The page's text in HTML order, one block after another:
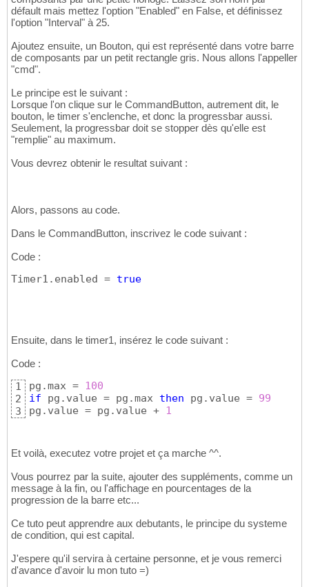
défault mais mettez l'option "Enabled" en False, et définissez
l'option "Interval" à 25.
Ajoutez ensuite, un Bouton, qui est représenté dans votre barre
de composants par un petit rectangle gris. Nous allons l'appeller
"cmd".
Le principe est le suivant :
Lorsque l'on clique sur le CommandButton, autrement dit, le
bouton, le timer s'enclenche, et donc la progressbar aussi.
Seulement, la progressbar doit se stopper dès qu'elle est
"remplie" au maximum.
Vous devrez obtenir le resultat suivant :
Alors, passons au code.
Dans le CommandButton, inscrivez le code suivant :
Code :
Timer1.enabled = true
Ensuite, dans le timer1, insérez le code suivant :
Code :
1
2
3
pg.max = 100
if pg.value = pg.max then pg.value = 99
pg.value = pg.value + 1
Et voilà, executez votre projet et ça marche ^^.
Vous pourrez par la suite, ajouter des suppléments, comme un
message à la fin, ou l'affichage en pourcentages de la
progression de la barre etc...
Ce tuto peut apprendre aux debutants, le principe du systeme
de condition, qui est capital.
J'espere qu'il servira à certaine personne, et je vous remerci
d'avance d'avoir lu mon tuto =)